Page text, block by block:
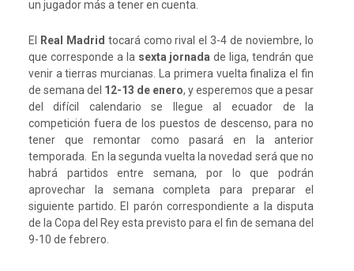
un jugador más a tener en cuenta.
El Real Madrid tocará como rival el 3-4 de noviembre, lo
que corresponde a la sexta jornada de liga, tendrán que
venir a tierras murcianas. La primera vuelta finaliza el fin
de semana del 12-13 de enero, y esperemos que a pesar
del difícil calendario se llegue al ecuador de la
competición fuera de los puestos de descenso, para no
tener que remontar como pasará en la anterior
temporada. En la segunda vuelta la novedad será que no
habrá partidos entre semana, por lo que podrán
aprovechar la semana completa para preparar el
siguiente partido. El parón correspondiente a la disputa
de la Copa del Rey esta previsto para el fin de semana del
9-10 de febrero.